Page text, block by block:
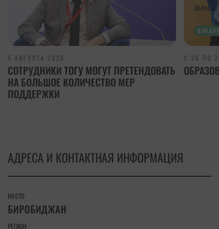
5 АВГУСТА 2026
СОТРУДНИКИ ТОГУ МОГУТ ПРЕТЕНДОВАТЬ
НА БОЛЬШОЕ КОЛИЧЕСТВО МЕР
ПОДДЕРЖКИ
С 26 ПО
АДРЕСА И КОНТАКТНАЯ ИНФОРМАЦИЯ
МЕСТО
БИРОБИДЖАН
РЕГИОН